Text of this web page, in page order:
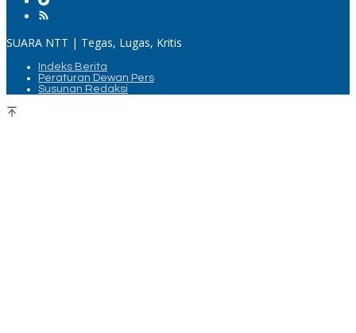
SUARA NTT | Tegas, Lugas, Kritis
Indeks Berita
Peraturan Dewan Pers
Susunan Redaksi